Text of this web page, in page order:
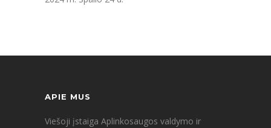
APIE MUS
Viešoji įstaiga Aplinkosaugos valdymo ir